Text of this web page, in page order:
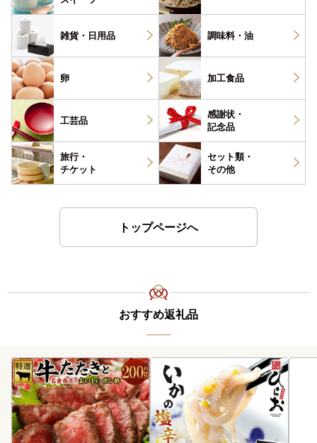
雑貨・ 日用品 調味料・ 油
卵 加工食品
工芸品
感謝状・
記念品
旅行・
チケット
セット類・
その他
トップページへ
おすすめ返礼品